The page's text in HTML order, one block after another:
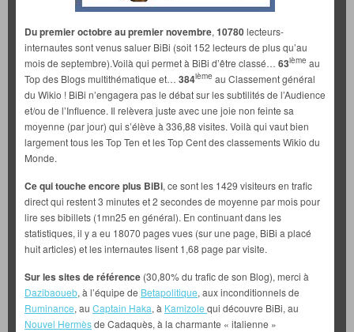
Du premier octobre au premier novembre, 10780lecteurs-
internautes sont venus saluer BiBi (soit 152 lecteurs de plus qu’au
mois de septembre).Voilà qui permet à BiBi d’être classé… 63ième au
Top des Blogs multithématique et… 384ième au Classement général
du Wikio ! BiBi n’engagera pas le débat sur les subtilités de l’Audience
et/ou de l’Influence. Il relèvera juste avec une joie non feinte sa
moyenne (par jour) qui s’élève à 336,88 visites. Voilà qui vaut bien
largement tous les Top Ten et les Top Cent des classements Wikio du
Monde.
Ce qui touche encore plus BiBi, ce sont les 1429 visiteurs en trafic
direct qui restent 3 minutes et 2 secondes de moyenne par mois pour
lire ses bibillets (1mn25 en général). En continuant dans les
statistiques, il y a eu 18070 pages vues (sur une page, BiBi a placé
huit articles) et les internautes lisent 1,68 page par visite.
Sur les sites de référence (30,80% du trafic de son Blog), merci à
Dazibaoueb, à l’équipe de Betapolitique, aux inconditionnels de
Ruminance, au Captain Haka, à Kamizole qui découvre BiBi, au
Nouvel Hermèsde Cadaquès, à la charmante « italienne »